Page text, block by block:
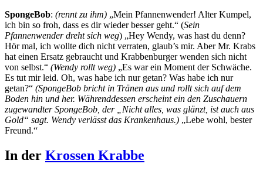
SpongeBob: (rennt zu ihm) „Mein Pfannenwender! Alter Kumpel,
ich bin so froh, dass es dir wieder besser geht.“ (Sein
Pfannenwender dreht sich weg) „Hey Wendy, was hast du denn?
Hör mal, ich wollte dich nicht verraten, glaub’s mir. Aber Mr. Krabs
hat einen Ersatz gebraucht und Krabbenburger wenden sich nicht
von selbst.“ (Wendy rollt weg) „Es war ein Moment der Schwäche.
Es tut mir leid. Oh, was habe ich nur getan? Was habe ich nur
getan?“ (SpongeBob bricht in Tränen aus und rollt sich auf dem
Boden hin und her. Währenddessen erscheint ein den Zuschauern
zugewandter SpongeBob, der „Nicht alles, was glänzt, ist auch aus
Gold“ sagt. Wendy verlässt das Krankenhaus.) „Lebe wohl, bester
Freund.“
In der Krossen Krabbe